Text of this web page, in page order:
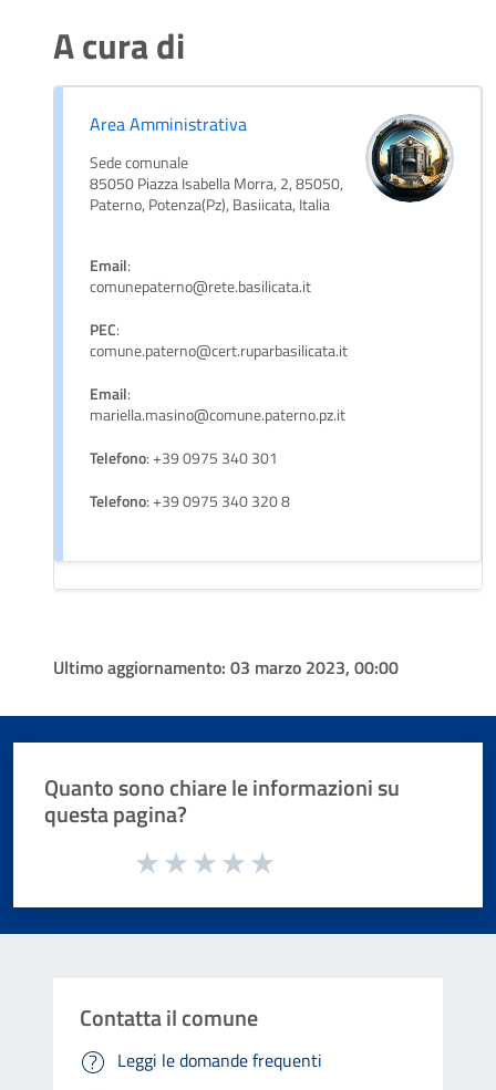
A cura di
Area Amministrativa
Sede comunale
85050 Piazza Isabella Morra, 2, 85050,
Paterno, Potenza(Pz), Basiicata, Italia
Email:
comunepaterno@rete.basilicata.it
PEC:
comune.paterno@cert.ruparbasilicata.it
Email:
mariella.masino@comune.paterno.pz.it
Telefono: +39 0975 340 301
Telefono: +39 0975 340 320 8
Ultimo aggiornamento: 03 marzo 2023, 00:00
Quanto sono chiare le informazioni su
questa pagina?
Valuta da 1 a 5 stelle la pagina
Contatta il comune
Leggi le domande frequenti